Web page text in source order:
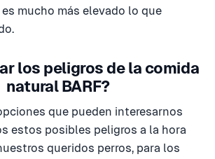
mucho más elevado lo que
los peligros de la comida
natural BARF?
que pueden interesarnos
estos posibles peligros a la hora
queridos perros, para los